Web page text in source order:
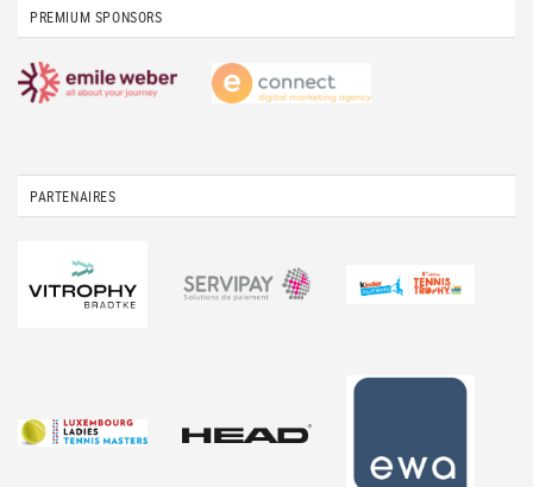
PREMIUM SPONSORS
PARTENAIRES